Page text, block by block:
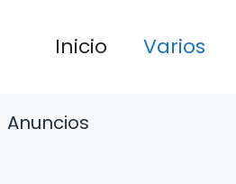
Inicio Varios
Anuncios